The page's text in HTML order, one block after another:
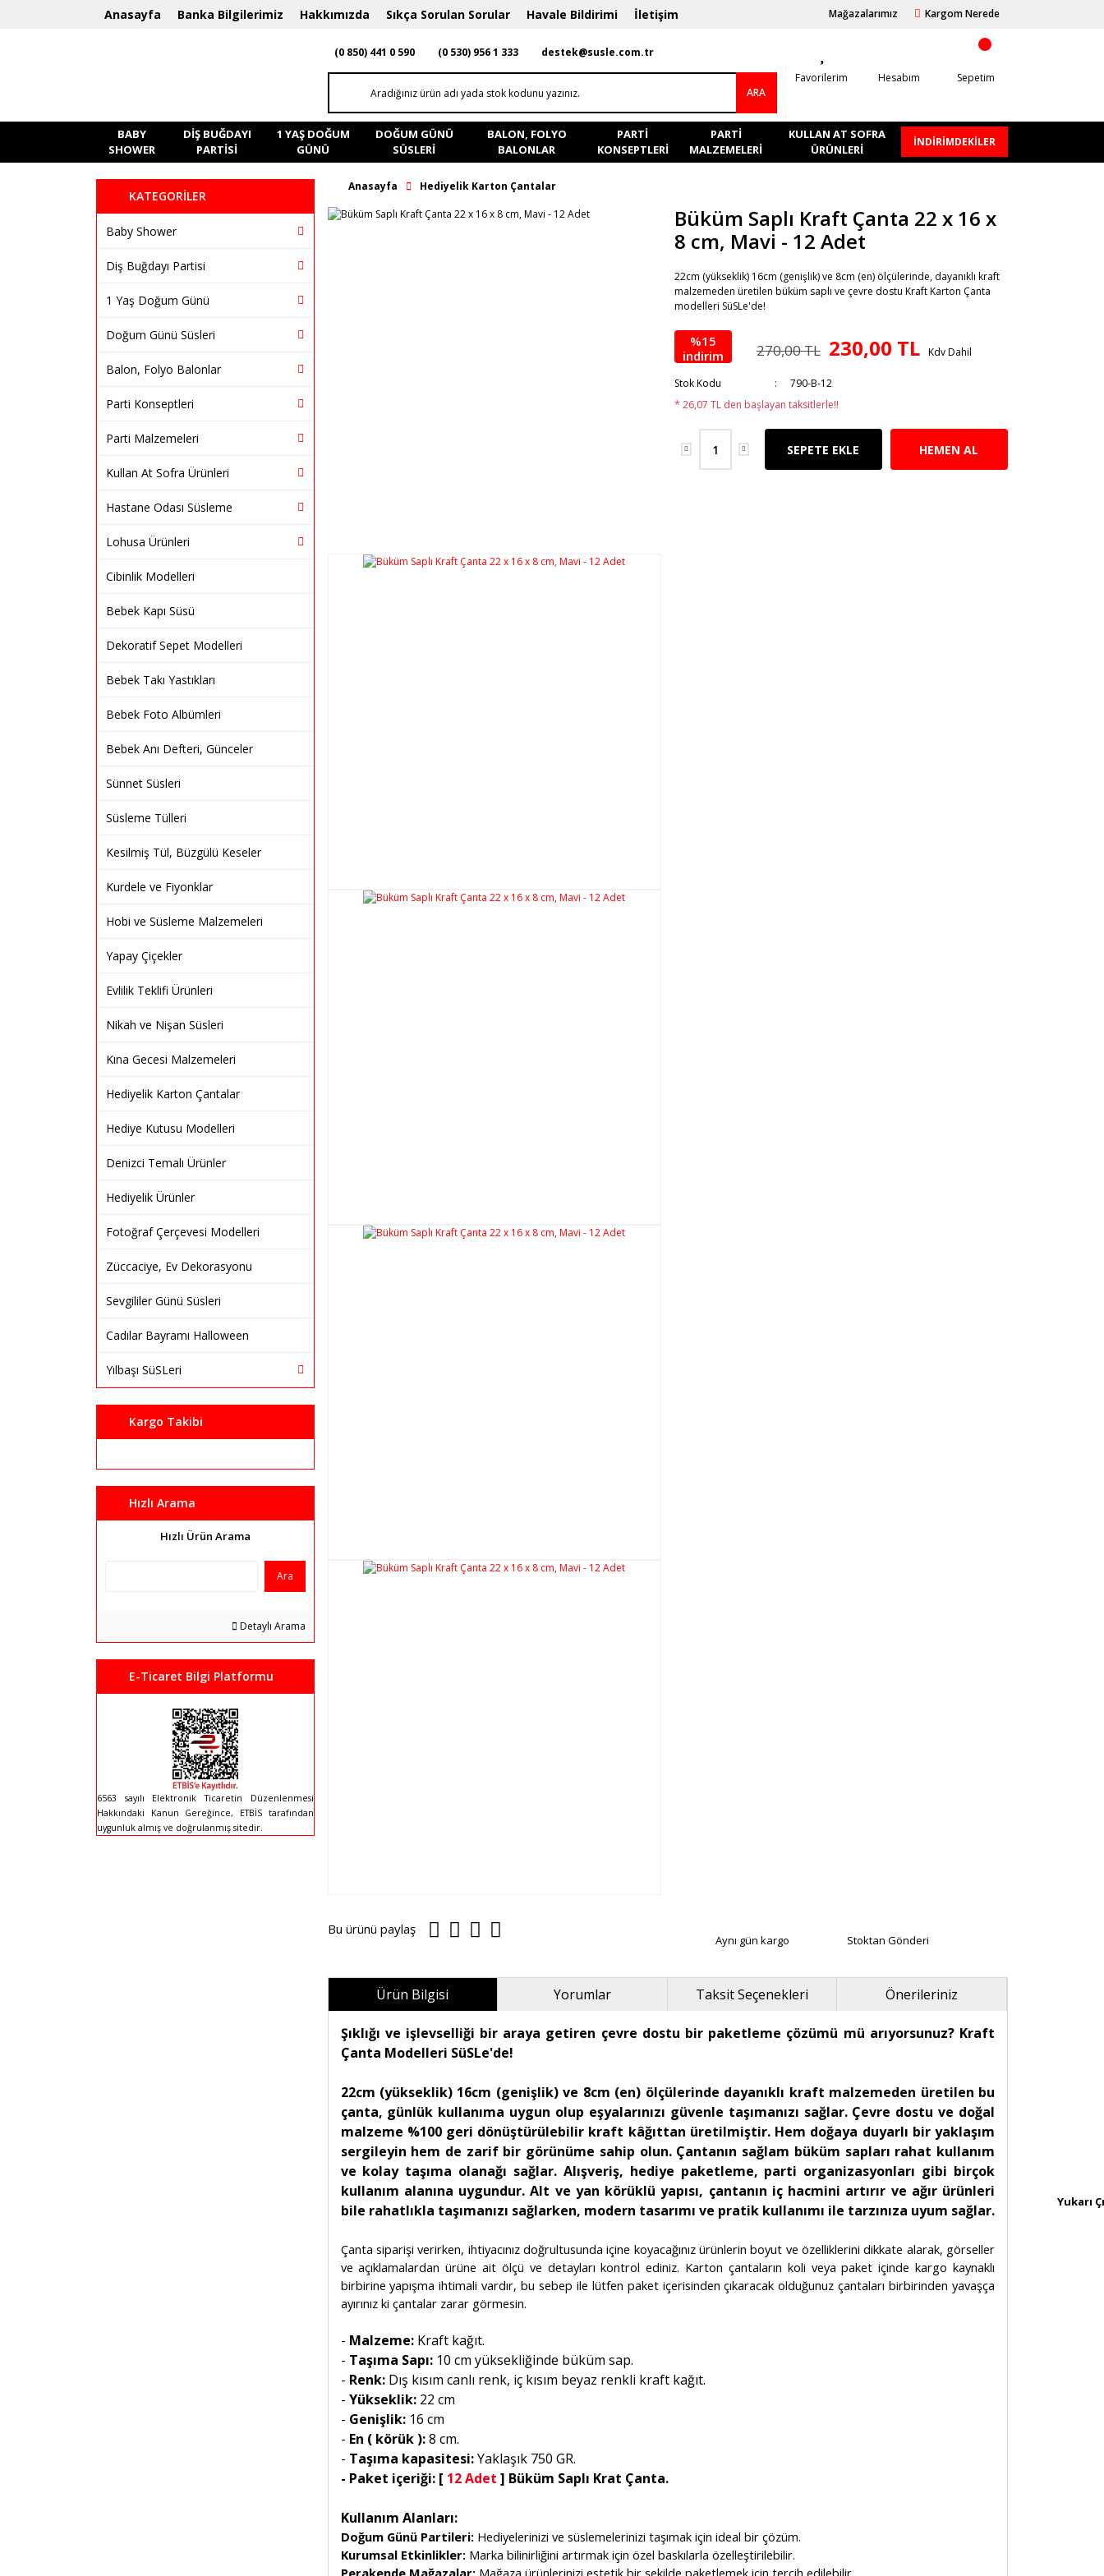
Anasayfa Banka Bilgilerimiz Hakkımızda Sıkça Sorulan Sorular Havale Bildirimi İletişim Mağazalarımız Kargom Nerede
(0 850) 441 0 590 (0 530) 956 1 333 destek@susle.com.tr
ARA
Favorilerim Hesabım Sepetim
BABY
SHOWER
DIŞ BUĞDAYI
PARTISI
1 YAŞ DOĞUM
GÜNÜ
DOĞUM GÜNÜ
SÜSLERI
BALON, FOLYO
BALONLAR
PARTI
KONSEPTLERI
PARTI
MALZEMELERI
KULLAN AT SOFRA
ÜRÜNLERI
İNDİRİMDEKİLER
KATEGORİLER
Baby Shower
Diş Buğdayı Partisi
1 Yaş Doğum Günü
Doğum Günü Süsleri
Balon, Folyo Balonlar
Parti Konseptleri
Parti Malzemeleri
Kullan At Sofra Ürünleri
Hastane Odası Süsleme
Lohusa Ürünleri
Cibinlik Modelleri
Bebek Kapı Süsü
Dekoratif Sepet Modelleri
Bebek Takı Yastıkları
Bebek Foto Albümleri
Bebek Anı Defteri, Günceler
Sünnet Süsleri
Süsleme Tülleri
Kesilmiş Tül, Büzgülü Keseler
Kurdele ve Fiyonklar
Hobi ve Süsleme Malzemeleri
Yapay Çiçekler
Evlilik Teklifi Ürünleri
Nikah ve Nişan Süsleri
Kına Gecesi Malzemeleri
Hediyelik Karton Çantalar
Hediye Kutusu Modelleri
Denizci Temalı Ürünler
Hediyelik Ürünler
Fotoğraf Çerçevesi Modelleri
Züccaciye, Ev Dekorasyonu
Sevgililer Günü Süsleri
Cadılar Bayramı Halloween
Yılbaşı SüSLeri
Kargo Takibi
Hızlı Arama
Hızlı Ürün Arama
Ara
Detaylı Arama
E-Ticaret Bilgi Platformu
6563 sayılı Elektronik Ticaretin Düzenlenmesi
Hakkındaki Kanun Gereğince, ETBİS tarafından
uygunluk almış ve doğrulanmış sitedir.
Anasayfa Hediyelik Karton Çantalar
Büküm Saplı Kraft Çanta 22 x 16 x
8 cm, Mavi - 12 Adet
22cm (yükseklik) 16cm (genişlik) ve 8cm (en) ölçülerinde, dayanıklı kraft
malzemeden üretilen büküm saplı ve çevre dostu Kraft Karton Çanta
modelleri SüSLe'de!
%15
indirim
270,00 TL 230,00 TL Kdv Dahil
Stok Kodu
790-B-12
* 26,07 TL den başlayan taksitlerle!!
SEPETE EKLE HEMEN AL
Bu ürünü paylaş
Aynı gün kargo Stoktan Gönderi
Ürün Bilgisi Yorumlar Taksit Seçenekleri Önerileriniz
Şıklığı ve işlevselliği bir araya getiren çevre dostu bir paketleme çözümü mü arıyorsunuz? Kraft
Çanta Modelleri SüSLe'de!
22cm (yükseklik) 16cm (genişlik) ve 8cm (en) ölçülerinde dayanıklı kraft malzemeden üretilen bu
çanta, günlük kullanıma uygun olup eşyalarınızı güvenle taşımanızı sağlar. Çevre dostu ve doğal
malzeme %100 geri dönüştürülebilir kraft kâğıttan üretilmiştir. Hem doğaya duyarlı bir yaklaşım
sergileyin hem de zarif bir görünüme sahip olun. Çantanın sağlam büküm sapları rahat kullanım
ve kolay taşıma olanağı sağlar. Alışveriş, hediye paketleme, parti organizasyonları gibi birçok
kullanım alanına uygundur. Alt ve yan körüklü yapısı, çantanın iç hacmini artırır ve ağır ürünleri
bile rahatlıkla taşımanızı sağlarken, modern tasarımı ve pratik kullanımı ile tarzınıza uyum sağlar.
Çanta siparişi verirken, ihtiyacınız doğrultusunda içine koyacağınız ürünlerin boyut ve özelliklerini dikkate alarak, görseller
ve açıklamalardan ürüne ait ölçü ve detayları kontrol ediniz. Karton çantaların koli veya paket içinde kargo kaynaklı
birbirine yapışma ihtimali vardır, bu sebep ile lütfen paket içerisinden çıkaracak olduğunuz çantaları birbirinden yavaşça
ayırınız ki çantalar zarar görmesin.
- Malzeme:Kraft kağıt.
- Taşıma Sapı:10 cm yüksekliğinde büküm sap.
- Renk:Dış kısım canlı renk, iç kısım beyaz renkli kraft kağıt.
- Yükseklik:22 cm
- Genişlik:16 cm
- En ( körük ):8 cm.
- Taşıma kapasitesi:Yaklaşık 750 GR.
- Paket içeriği: [ 12 Adet ] Büküm Saplı Krat Çanta.
Kullanım Alanları:
Doğum Günü Partileri:Hediyelerinizi ve süslemelerinizi taşımak için ideal bir çözüm.
Kurumsal Etkinlikler:Marka bilinirliğini artırmak için özel baskılarla özelleştirilebilir.
Yukarı